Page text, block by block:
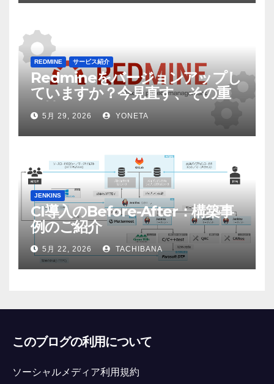
REDMINE サービス紹介
Redmineをバージョンアップし
ていますか？今見直す、その重
要性
5月 29, 2026 YONETA
JENKINS
CI導入のBefore-After：構築事
例のご紹介
5月 22, 2026 TACHIBANA
このブログの利用について
ソーシャルメディア利用規約